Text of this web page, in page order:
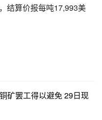
结算价报每吨17,993美
矿罢工得以避免 29日现